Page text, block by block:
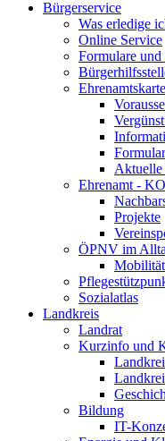
Bürgerservice
Was erledige
Online Service
Formulare
Ehrenamtskarte
Ehrenamt -
Projekte
ÖPNV im
Sozialatlas
Landkreis
Landrat
Kurzinfo und
Bildung
IT-